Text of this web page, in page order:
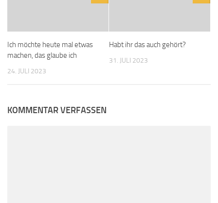
Ich möchte heute mal etwas
machen, das glaube ich
24. JULI 2023
Habt ihr das auch gehört?
31. JULI 2023
KOMMENTAR VERFASSEN